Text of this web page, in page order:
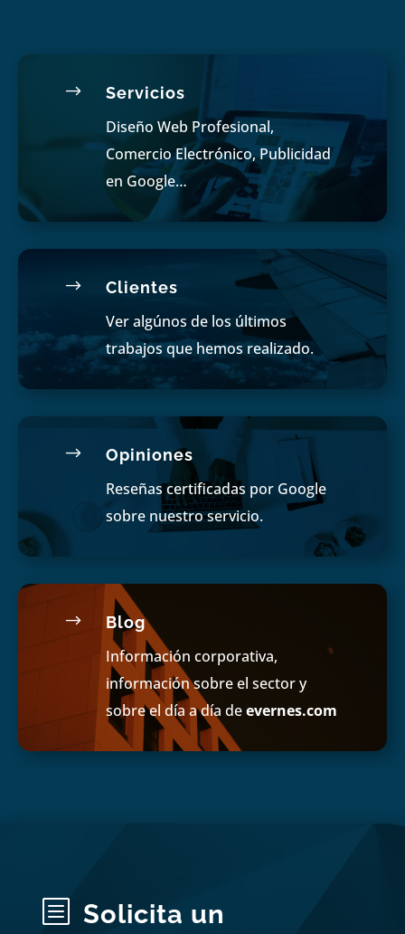
$ Servicios
Diseño Web Profesional,
Comercio Electrónico, Publicidad
en Google…
$ Clientes
Ver algúnos de los últimos
trabajos que hemos realizado.
$ Opiniones
Reseñas certificadas por Google
sobre nuestro servicio.
$ Blog
Información corporativa,
información sobre el sector y
sobre el día a día deevernes.com
b
Solicita un